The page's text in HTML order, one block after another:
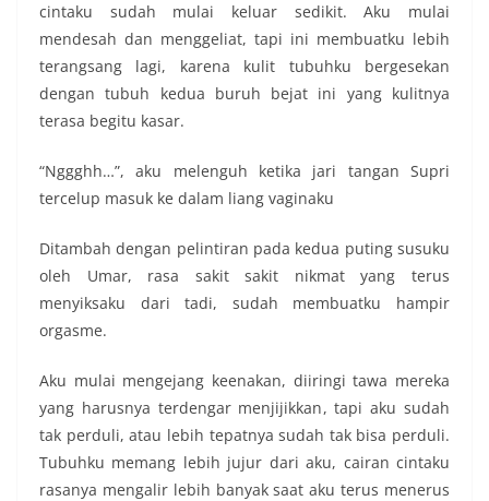
cintaku sudah mulai keluar sedikit. Aku mulai
mendesah dan menggeliat, tapi ini membuatku lebih
terangsang lagi, karena kulit tubuhku bergesekan
dengan tubuh kedua buruh bejat ini yang kulitnya
terasa begitu kasar.
“Nggghh…”, aku melenguh ketika jari tangan Supri
tercelup masuk ke dalam liang vaginaku
Ditambah dengan pelintiran pada kedua puting susuku
oleh Umar, rasa sakit sakit nikmat yang terus
menyiksaku dari tadi, sudah membuatku hampir
orgasme.
Aku mulai mengejang keenakan, diiringi tawa mereka
yang harusnya terdengar menjijikkan, tapi aku sudah
tak perduli, atau lebih tepatnya sudah tak bisa perduli.
Tubuhku memang lebih jujur dari aku, cairan cintaku
rasanya mengalir lebih banyak saat aku terus menerus